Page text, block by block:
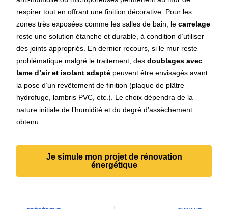
respirer tout en offrant une finition décorative. Pour les
zones très exposées comme les salles de bain, lecarrelage
reste une solution étanche et durable, à condition d’utiliser
des joints appropriés. En dernier recours, si le mur reste
problématique malgré le traitement, desdoublages avec
lame d’air et isolant adapté peuvent être envisagés avant
la pose d’un revêtement de finition (plaque de plâtre
hydrofuge, lambris PVC, etc.). Le choix dépendra de la
nature initiale de l’humidité et du degré d’assèchement
obtenu.
Je simule mon projet de rénovation
énergétique